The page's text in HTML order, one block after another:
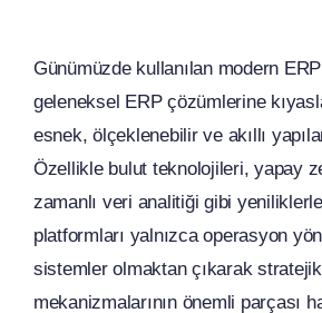
Günümüzde kullanılan modern
geleneksel ERP çözümlerine
esnek, ölçeklenebilir ve akıllı
Özellikle bulut teknolojileri, yapay
zamanlı veri analitiği gibi
platformları yalnızca operasyon
sistemler olmaktan çıkarak
mekanizmalarının önemli parçası